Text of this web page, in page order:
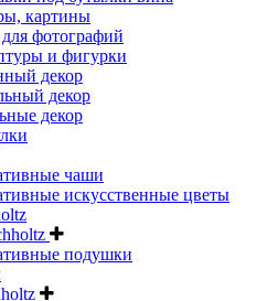
картины
фотографий
и фигурки
декор
декор
декор
чаши
искусственные цветы
подушки